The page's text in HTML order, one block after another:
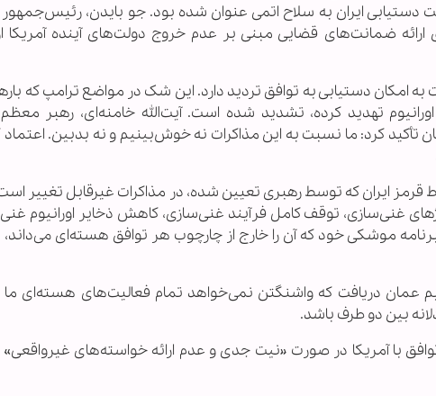
ایران به سلاح اتمی عنوان شده بود. جو بایدن،
ارائه ضمانت‌های قضایی مبنی بر عدم خروج دولت‌های آینده آمریکا
امکان دستیابی به توافق تردید دارد. این شک در مواضع ترامپ که بارها
تهدید کرده، تشدید شده است. آیت‌الله خامنه‌ای، رهبر معظم
کرد: ما نسبت به این مذاکرات نه خوش‌بینیم و نه بدبین. اعتماد
قرمز ایران که توسط رهبری تعیین شده، در مذاکرات غیرقابل تغییر
غنی‌سازی، توقف کامل فرآیند غنی‌سازی، کاهش ذخایر اورانیوم
یا مذاکره درباره برنامه موشکی خود که آن را خارج از چارچوب هر توافق هسته‌ای
عمان دریافت که واشنگتن نمی‌خواهد تمام فعالیت‌های هسته‌ای
بین دو طرف باشد.
با آمریکا در صورت «نیت جدی و عدم ارائه خواسته‌های